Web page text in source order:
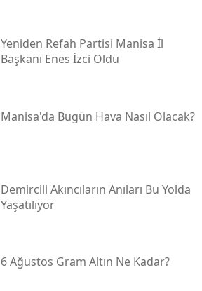
Yeniden Refah Partisi Manisa İl
Başkanı Enes İzci Oldu
Manisa'da Bugün Hava Nasıl Olacak?
Demircili Akıncıların Anıları Bu Yolda
Yaşatılıyor
6 Ağustos Gram Altın Ne Kadar?